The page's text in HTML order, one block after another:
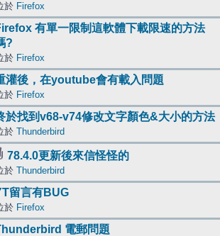
於 Firefox
有單一限制這軟體下載限速的方法
?
於 Firefox
灌後，在youtube會有載入問題
於 Firefox
於找到v68-v74修改文字顏色&大小的方法
於 Thunderbird
78.4.0更新後來信怪怪的
於 Thunderbird
留言有BUG
於 Firefox
電郵問題